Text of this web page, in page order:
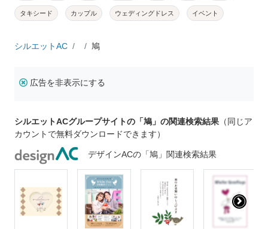
タキシード カップル ウェディングドレス イベント
シルエットAC 鳩
広告を非表示にする
シルエットACグループサイトの「鳩」の関連検索結果 （同じア
カウントで無料ダウンロードできます）
デザインACの「鳩」関連検索結果